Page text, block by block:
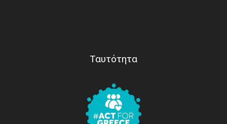
Ταυτότητα